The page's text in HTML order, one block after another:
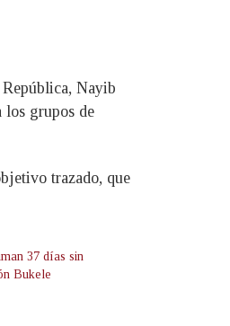
Nayib
los grupos de
trazado, que
37 días sin
Bukele